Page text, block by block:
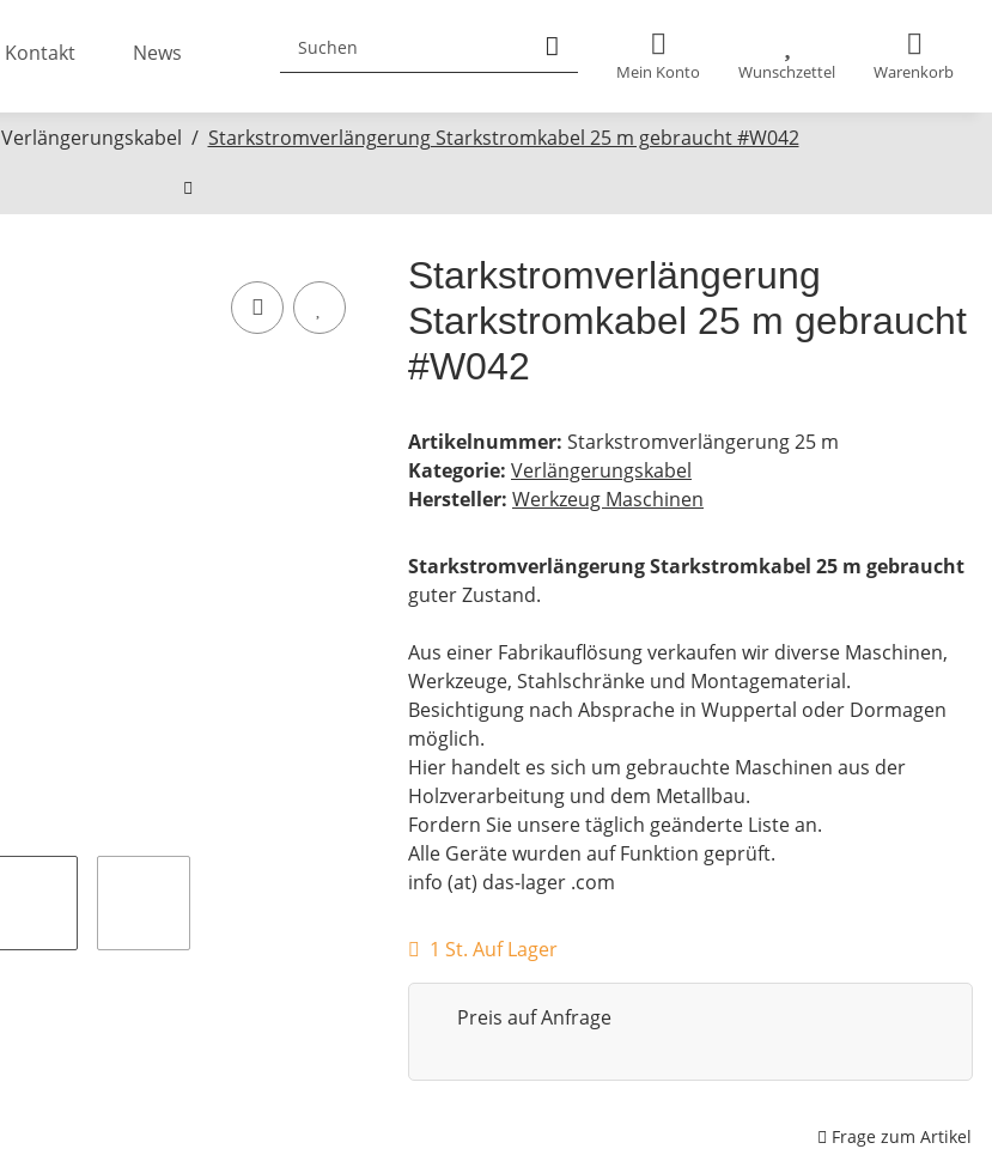
Mein Konto Wunschzettel Warenkorb
Kontakt News
Verlängerungskabel Starkstromverlängerung Starkstromkabel 25 m gebraucht #W042
Starkstromverlängerung
Starkstromkabel 25 m gebraucht
#W042
Artikelnummer: Starkstromverlängerung 25 m
Kategorie: Verlängerungskabel
Hersteller: Werkzeug Maschinen
Starkstromverlängerung Starkstromkabel 25 m gebraucht
guter Zustand.
Aus einer Fabrikauflösung verkaufen wir diverse Maschinen,
Werkzeuge, Stahlschränke und Montagematerial.
Besichtigung nach Absprache in Wuppertal oder Dormagen
möglich.
Hier handelt es sich um gebrauchte Maschinen aus der
Holzverarbeitung und dem Metallbau.
Fordern Sie unsere täglich geänderte Liste an.
Alle Geräte wurden auf Funktion geprüft.
info (at) das-lager .com
1 St. Auf Lager
Preis auf Anfrage
Frage zum Artikel